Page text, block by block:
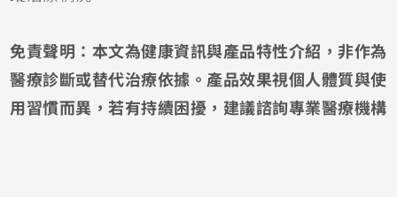
免責聲明：本文為健康資訊與產品特性介紹，非作為
醫療診斷或替代治療依據。產品效果視個人體質與使
用習慣而異，若有持續困擾，建議諮詢專業醫療機構